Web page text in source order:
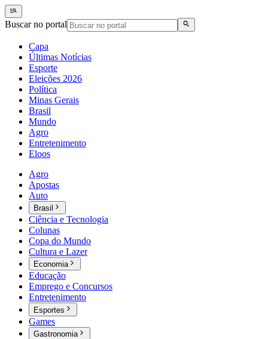
Buscar no portal
Capa
Últimas Notícias
Esporte
Eleições 2026
Política
Minas Gerais
Brasil
Mundo
Agro
Entretenimento
Eloos
Agro
Apostas
Auto
Brasil
Ciência e Tecnologia
Colunas
Copa do Mundo
Cultura e Lazer
Economia
Educação
Emprego e Concursos
Entretenimento
Esportes
Games
Gastronomia